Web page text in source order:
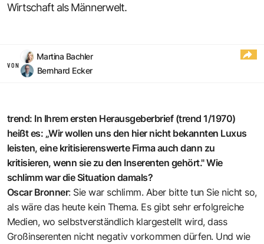
Wirtschaft als Männerwelt.
VON
Martina Bachler
Bernhard Ecker
trend: In Ihrem ersten Herausgeberbrief (trend 1/1970)
heißt es: „Wir wollen uns den hier nicht bekannten Luxus
leisten, eine kritisierenswerte Firma auch dann zu
kritisieren, wenn sie zu den Inserenten gehört." Wie
schlimm war die Situation damals?
Oscar Bronner: Sie war schlimm. Aber bitte tun Sie nicht so,
als wäre das heute kein Thema. Es gibt sehr erfolgreiche
Medien, wo selbstverständlich klargestellt wird, dass
Großinserenten nicht negativ vorkommen dürfen. Und wie